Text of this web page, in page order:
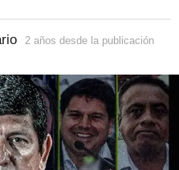
2 años desde la publicación
o
s
d
e
s
d